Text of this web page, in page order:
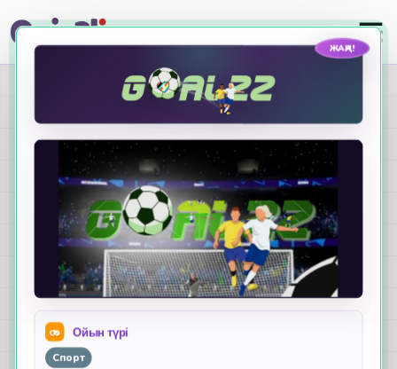
Викториналарды
студенттер
ұнататын
ойындармен
жандандырыңыз
Жаңа Quizalize
ойындары
ЖАҢА!
Ойын түрі
Спорт